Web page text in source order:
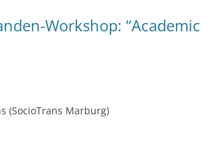
Workshop: “Academic
(SocioTrans Marburg)